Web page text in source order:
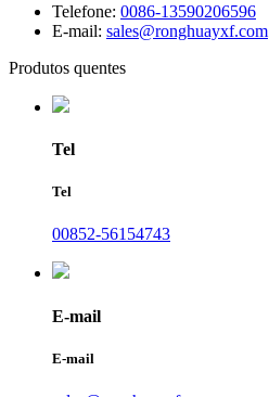
Telefone: 0086-13590206596
E-mail: sales@ronghuayxf.com
Produtos quentes
Tel
Tel
00852-56154743
E-mail
E-mail